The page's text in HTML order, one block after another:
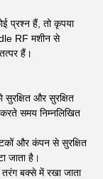
प्रश्न हैं, तो कृपया
RF मशीन से
हैं।
और सुरक्षित
समय निम्नलिखित
और कंपन से सुरक्षित
जाता है।
बक्से में रखा जाता